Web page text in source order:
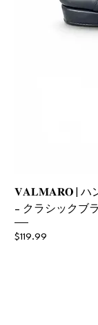
𝐕𝐀𝐋𝐌𝐀𝐑𝐎 | ハン
– クラシックブ
価格
$119.99